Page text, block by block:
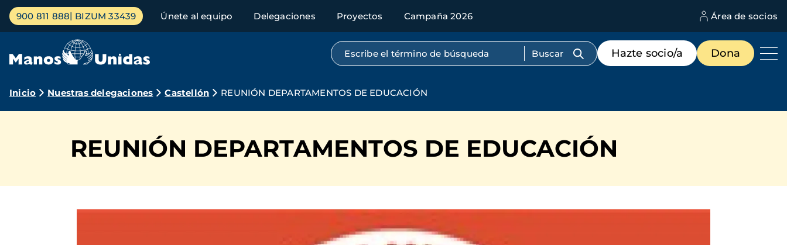
Pasar
contenido
Menú
principal
900 811 888 BIZUM 33439 Únete al equipo Delegaciones Proyectos Campaña 2026 Área de socios
Búsqueda por texto completo
Menú
de
destacados
Hazte socio/a Dona
Ruta
navegación
Inicio Nuestras delegaciones Castellón REUNIÓN DEPARTAMENTOS DE EDUCACIÓN
REUNIÓN DEPARTAMENTOS DE EDUCACIÓN